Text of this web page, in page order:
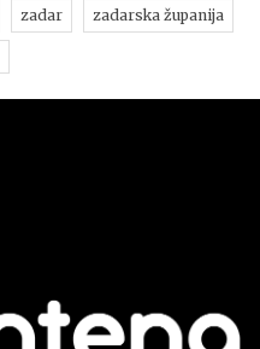
zadar zadarska županija